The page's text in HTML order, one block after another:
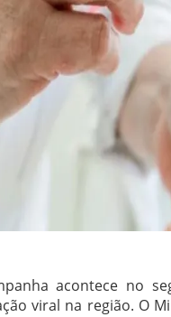
acontece no
viral na região. O